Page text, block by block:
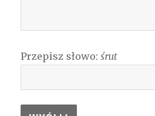
Przepisz słowo:śrut